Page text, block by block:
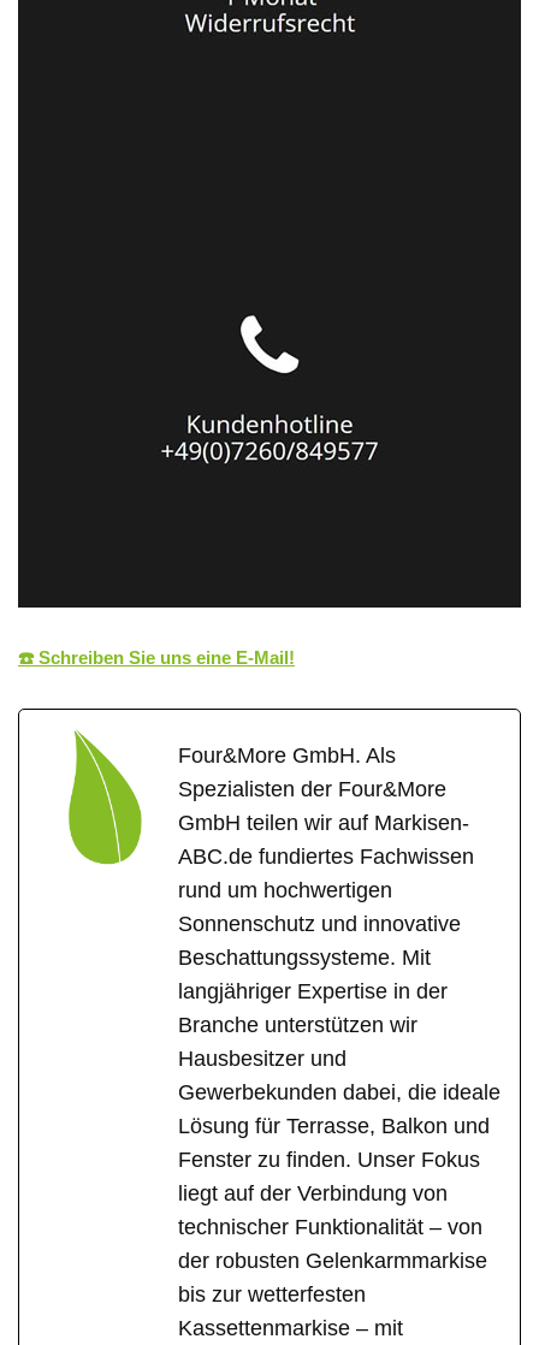
☎️ Schreiben Sie uns eine E‑Mail!
Four&More GmbH. Als
Spezialisten der Four&More
GmbH teilen wir auf Markisen-
ABC.de fundiertes Fachwissen
rund um hochwertigen
Sonnenschutz und innovative
Beschattungssysteme. Mit
langjähriger Expertise in der
Branche unterstützen wir
Hausbesitzer und
Gewerbekunden dabei, die ideale
Lösung für Terrasse, Balkon und
Fenster zu finden. Unser Fokus
liegt auf der Verbindung von
technischer Funktionalität – von
der robusten Gelenkarmmarkise
bis zur wetterfesten
Kassettenmarkise – mit